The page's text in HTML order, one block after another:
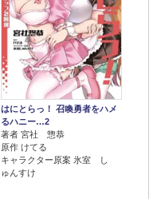
はにとらっ！ 召喚勇者をハメ
るハニー…2
著者 宮社 惣恭
原作 けてる
キャラクター原案 氷室 し
ゅんすけ